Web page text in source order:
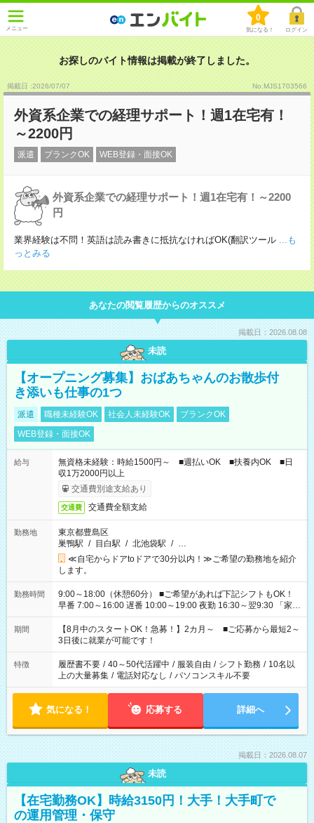
メニュー
0
気になる！ ログイン
お探しのバイト情報は掲載が終了しました。
掲載日 :2026/07/07 No.MJS1703566
外資系企業での経理サポート！週1在宅有！
～2200円
派遣 ブランクOK WEB登録・面接OK
外資系企業での経理サポート！週1在宅有！～2200
円
業界経験は不問！英語は読み書きに抵抗なければOK(翻訳ツール ...も
っとみる
あなたの閲覧履歴からのオススメ
掲載日：2026.08.08
未読
【オープニング募集】おばあちゃんのお散歩付
き添いも仕事の1つ
派遣 職種未経験OK 社会人未経験OK
ブランクOK
WEB登録・面接OK
給与
無資格未経験：時給1500円～ ■週払いOK ■扶養内OK ■日
収1万2000円以上
交通費別途支給あり
交通費 交通費全額支給
勤務地
東京都豊島区
巣鴨駅 / 目白駅 / 北池袋駅 / …
≪自宅からドアtoドアで30分以内！≫ご希望の勤務地を紹介
します。
勤務時間
9:00～18:00（休憩60分） ■ご希望があれば下記シフトもOK！
早番 7:00～16:00 遅番 10:00～19:00 夜勤 16:30～翌9:30 「家族
と休みを合わせたい」 「余裕を持って夕飯の準備がしたい」
「できれば残業はしたくない」 など、ご希望を教えてください
ね。 ※Wワーク希望の方へ 今ご覧のお仕事で希望する勤務時間
と、もう1つのお仕事の勤務時間。 合計で週40時間を超える場
合は応募できません。
期間
【8月中のスタートOK！急募！】2カ月～ ■ご応募から最短2～
3日後に就業が可能です！
特徴 履歴書不要 / 40～50代活躍中 / 服装自由 / シフト勤務 / 10名以
上の大量募集 / 電話対応なし / パソコンスキル不要
気になる！ 応募する 詳細へ
掲載日：2026.08.07
未読
【在宅勤務OK】時給3150円！大手！大手町で
の運用管理・保守